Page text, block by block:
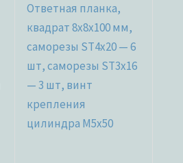
Ответная планка,
квадрат 8x8x100 мм,
саморезы ST4x20 — 6
шт, саморезы ST3x16
— 3 шт, винт
крепления
цилиндра M5x50